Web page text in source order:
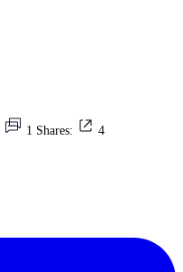
1 Shares:
4